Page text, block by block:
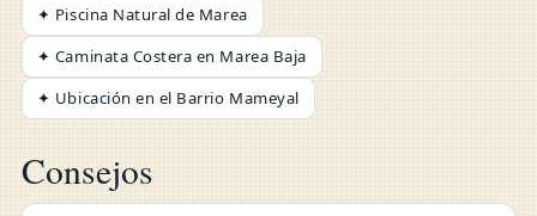
✦ Piscina Natural de Marea
✦ Caminata Costera en Marea Baja
✦ Ubicación en el Barrio Mameyal
Consejos